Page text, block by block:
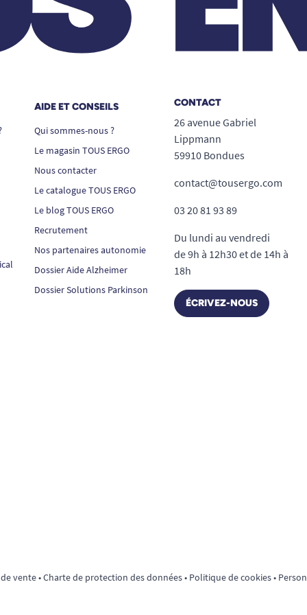
AIDE ET CONSEILS
Qui sommes-nous ?
Le magasin TOUS ERGO
Nous contacter
Le catalogue TOUS ERGO
Le blog TOUS ERGO
Recrutement
Nos partenaires autonomie
Dossier Aide Alzheimer
Dossier Solutions Parkinson
CONTACT
26 avenue Gabriel
Lippmann
59910 Bondues
contact@tousergo.com
03 20 81 93 89
Du lundi au vendredi
de 9h à 12h30 et de 14h à
18h
ÉCRIVEZ-NOUS
vente•Charte de protection des données• Politique de cookies•